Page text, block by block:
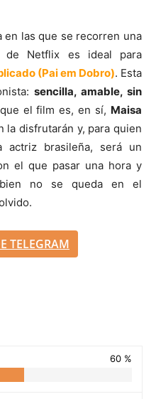
en las que se recorren una
Netflix es ideal para
(Pai em Dobro). Esta
sencilla, amable, sin
el film es, en sí, Maisa
la disfrutarán y, para quien
actriz brasileña, será un
el que pasar una hora y
bien no se queda en el
TELEGRAM
60 %